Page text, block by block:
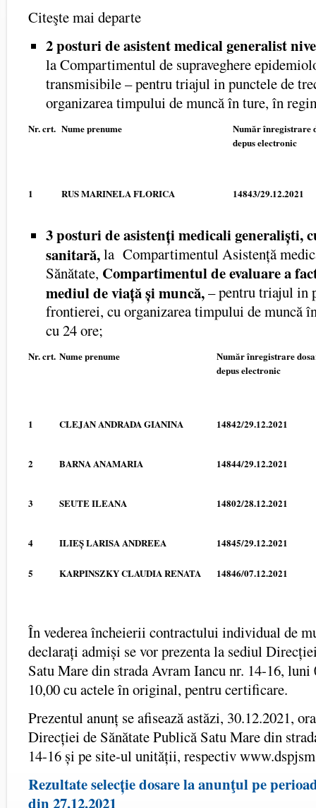
Citeşte mai departe
2 posturi de asistent medical generalist
la Compartimentul de supraveghere
transmisibile – pentru triajul in punctele de
organizarea timpului de muncă în ture, în
Nr. crt. Nume prenume
Număr înregistrare
depus electronic
1 RUS MARINELA FLORICA 14843/29.12.2021
3 posturi de asistenți medicali generaliști,
sanitară,la Compartimentul Asistență
Sănătate, Compartimentul de evaluare a
mediul de viață și muncă,– pentru triajul in
frontierei, cu organizarea timpului de muncă
cu 24 ore;
Nr. crt. Nume prenume
Număr înregistrare
depus electronic
1 CLEJAN ANDRADA GIANINA 14842/29.12.2021
2 BARNA ANAMARIA 14844/29.12.2021
3 SEUTE ILEANA 14802/28.12.2021
4 ILIEȘ LARISA ANDREEA 14845/29.12.2021
5 KARPINSZKY CLAUDIA RENATA 14846/07.12.2021
În vederea încheierii contractului individual de
declarați admiși se vor prezenta la sediul
Satu Mare din strada Avram Iancu nr. 14-16, luni
10,00 cu actele în original, pentru certificare.
Prezentul anunț se afisează astăzi, 30.12.2021,
Direcției de Sănătate Publică Satu Mare din
14-16 și pe site-ul unității, respectiv
Rezultate selecție dosare la anunţul pe
din 27.12.2021